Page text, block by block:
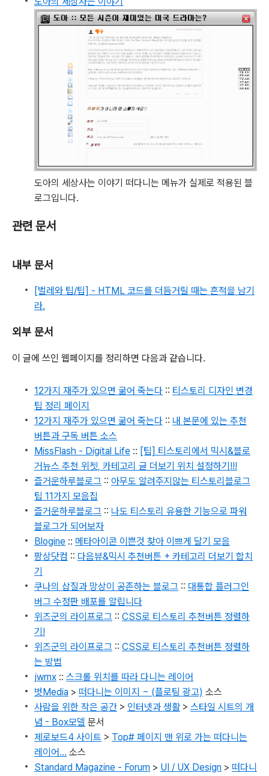
도아의 세상사는 이야기 떠다니는 메뉴가 실제로 적용된 블
로그입니다.
관련 문서
내부 문서
[벌레와 팁/팁] - HTML 코드를 더듬거릴 때는 흔적을 남기
라.
외부 문서
이 글에 쓰인 웹페이지를 정리하면 다음과 같습니다.
12가지 재주가 있으면 굶어 죽는다 :: 티스토리 디자인 변경
팁 정리 페이지
12가지 재주가 있으면 굶어 죽는다 :: 내 본문에 있는 추천
버튼과 구독 버튼 소스
MissFlash - Digital Life :: [팁] 티스토리에서 믹시&블로
거뉴스 추천 위젯, 카테고리 글 더보기 위치 설정하기!!!
즐거운하루블로그 :: 아무도 알려주지않는 티스토리블로그
팁 11가지 모음집
즐거운하루블로그 :: 나도 티스토리 유용한 기능으로 파워
블로그가 되어보자
Blogine :: 메타아이콘 이쁜것 찾아 이쁘게 달기 모음
팡상닷컴 :: 다음뷰&믹시 추천버튼 + 카테고리 더보기 합치
기
쿠나의 삽질과 망상이 공존하는 블로그 :: 대통합 플러그인
버그 수정판 배포를 알립니다
위즈군의 라이프로그 :: CSS로 티스토리 추천버튼 정렬하
기!
위즈군의 라이프로그 :: CSS로 티스토리 추천버튼 정렬하
는 방법
jwmx :: 스크롤 위치를 따라 다니는 레이어
벗Media > 떠다니는 이미지 ~ (플로팅 광고) 소스
사람을 위한 작은 공간 > 인터넷과 생활 > 스타일 시트의 개
념 - Box모델 문서
제로보드4 사이트 > Top# 페이지 맨 위로 가는 떠다니는
레이어... 소스
Standard Magazine - Forum > UI / UX Design > 떠다니